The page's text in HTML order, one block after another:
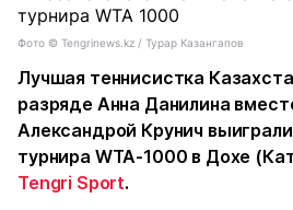
Фото © Tengrinews.kz / Турар Казангапов
Лучшая теннисистка
разряде Анна Данилина
Александрой Крунич
турнира WTA-1000 в Дохе
Tengri Sport.